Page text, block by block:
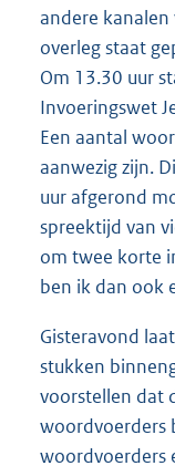
andere
overleg staat
Om 13.30 uur
Invoeringswet
Een aantal
aanwezig zijn.
uur afgerond
spreektijd van
om twee korte
ben ik dan ook
Gisteravond
stukken
voorstellen dat
woordvoerders
woordvoerders